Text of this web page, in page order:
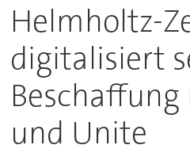
Helmholtz-
digitalisiert
und Unite